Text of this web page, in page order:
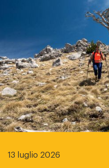
13 luglio 2026